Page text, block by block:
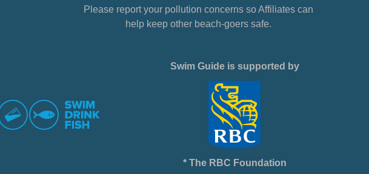
Please report your pollution concerns so Affiliates can
help keep other beach-goers safe.
Swim Guide is supported by
* The RBC Foundation